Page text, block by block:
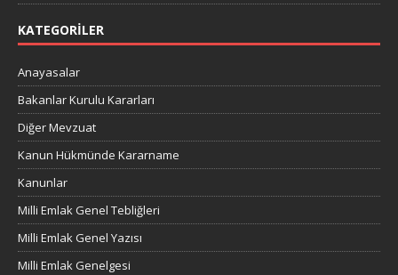
KATEGORILER
Anayasalar
Bakanlar Kurulu Kararları
Diğer Mevzuat
Kanun Hükmünde Kararname
Kanunlar
Milli Emlak Genel Tebliğleri
Milli Emlak Genel Yazısı
Milli Emlak Genelgesi